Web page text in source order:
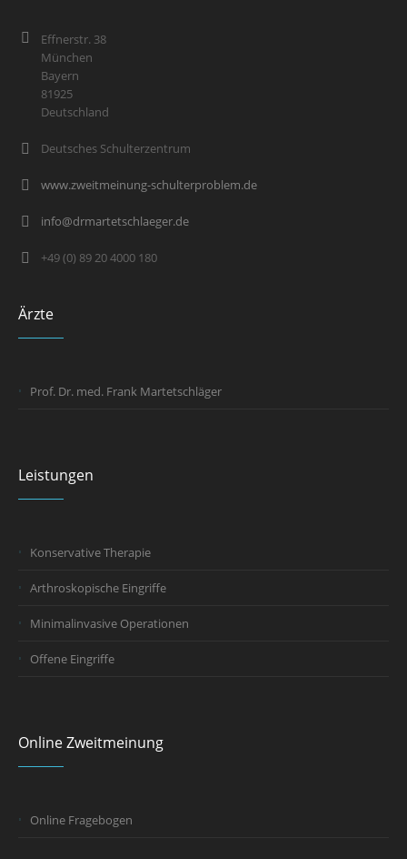
Effnerstr. 38
München
Bayern
81925
Deutschland
Deutsches Schulterzentrum
www.zweitmeinung-schulterproblem.de
info@drmartetschlaeger.de
+49 (0) 89 20 4000 180
Ärzte
Prof. Dr. med. Frank Martetschläger
Leistungen
Konservative Therapie
Arthroskopische Eingriffe
Minimalinvasive Operationen
Offene Eingriffe
Online Zweitmeinung
Online Fragebogen